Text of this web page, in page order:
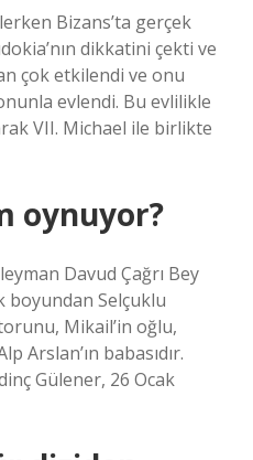
Bizans’ta gerçek
dikkatini çekti ve
çok etkilendi ve onu
evlendi. Bu evlilikle
VII. Michael ile birlikte
oynuyor?
Davud Çağrı Bey
boyundan Selçuklu
Mikail’in oğlu,
Arslan’ın babasıdır.
Gülener, 26 Ocak